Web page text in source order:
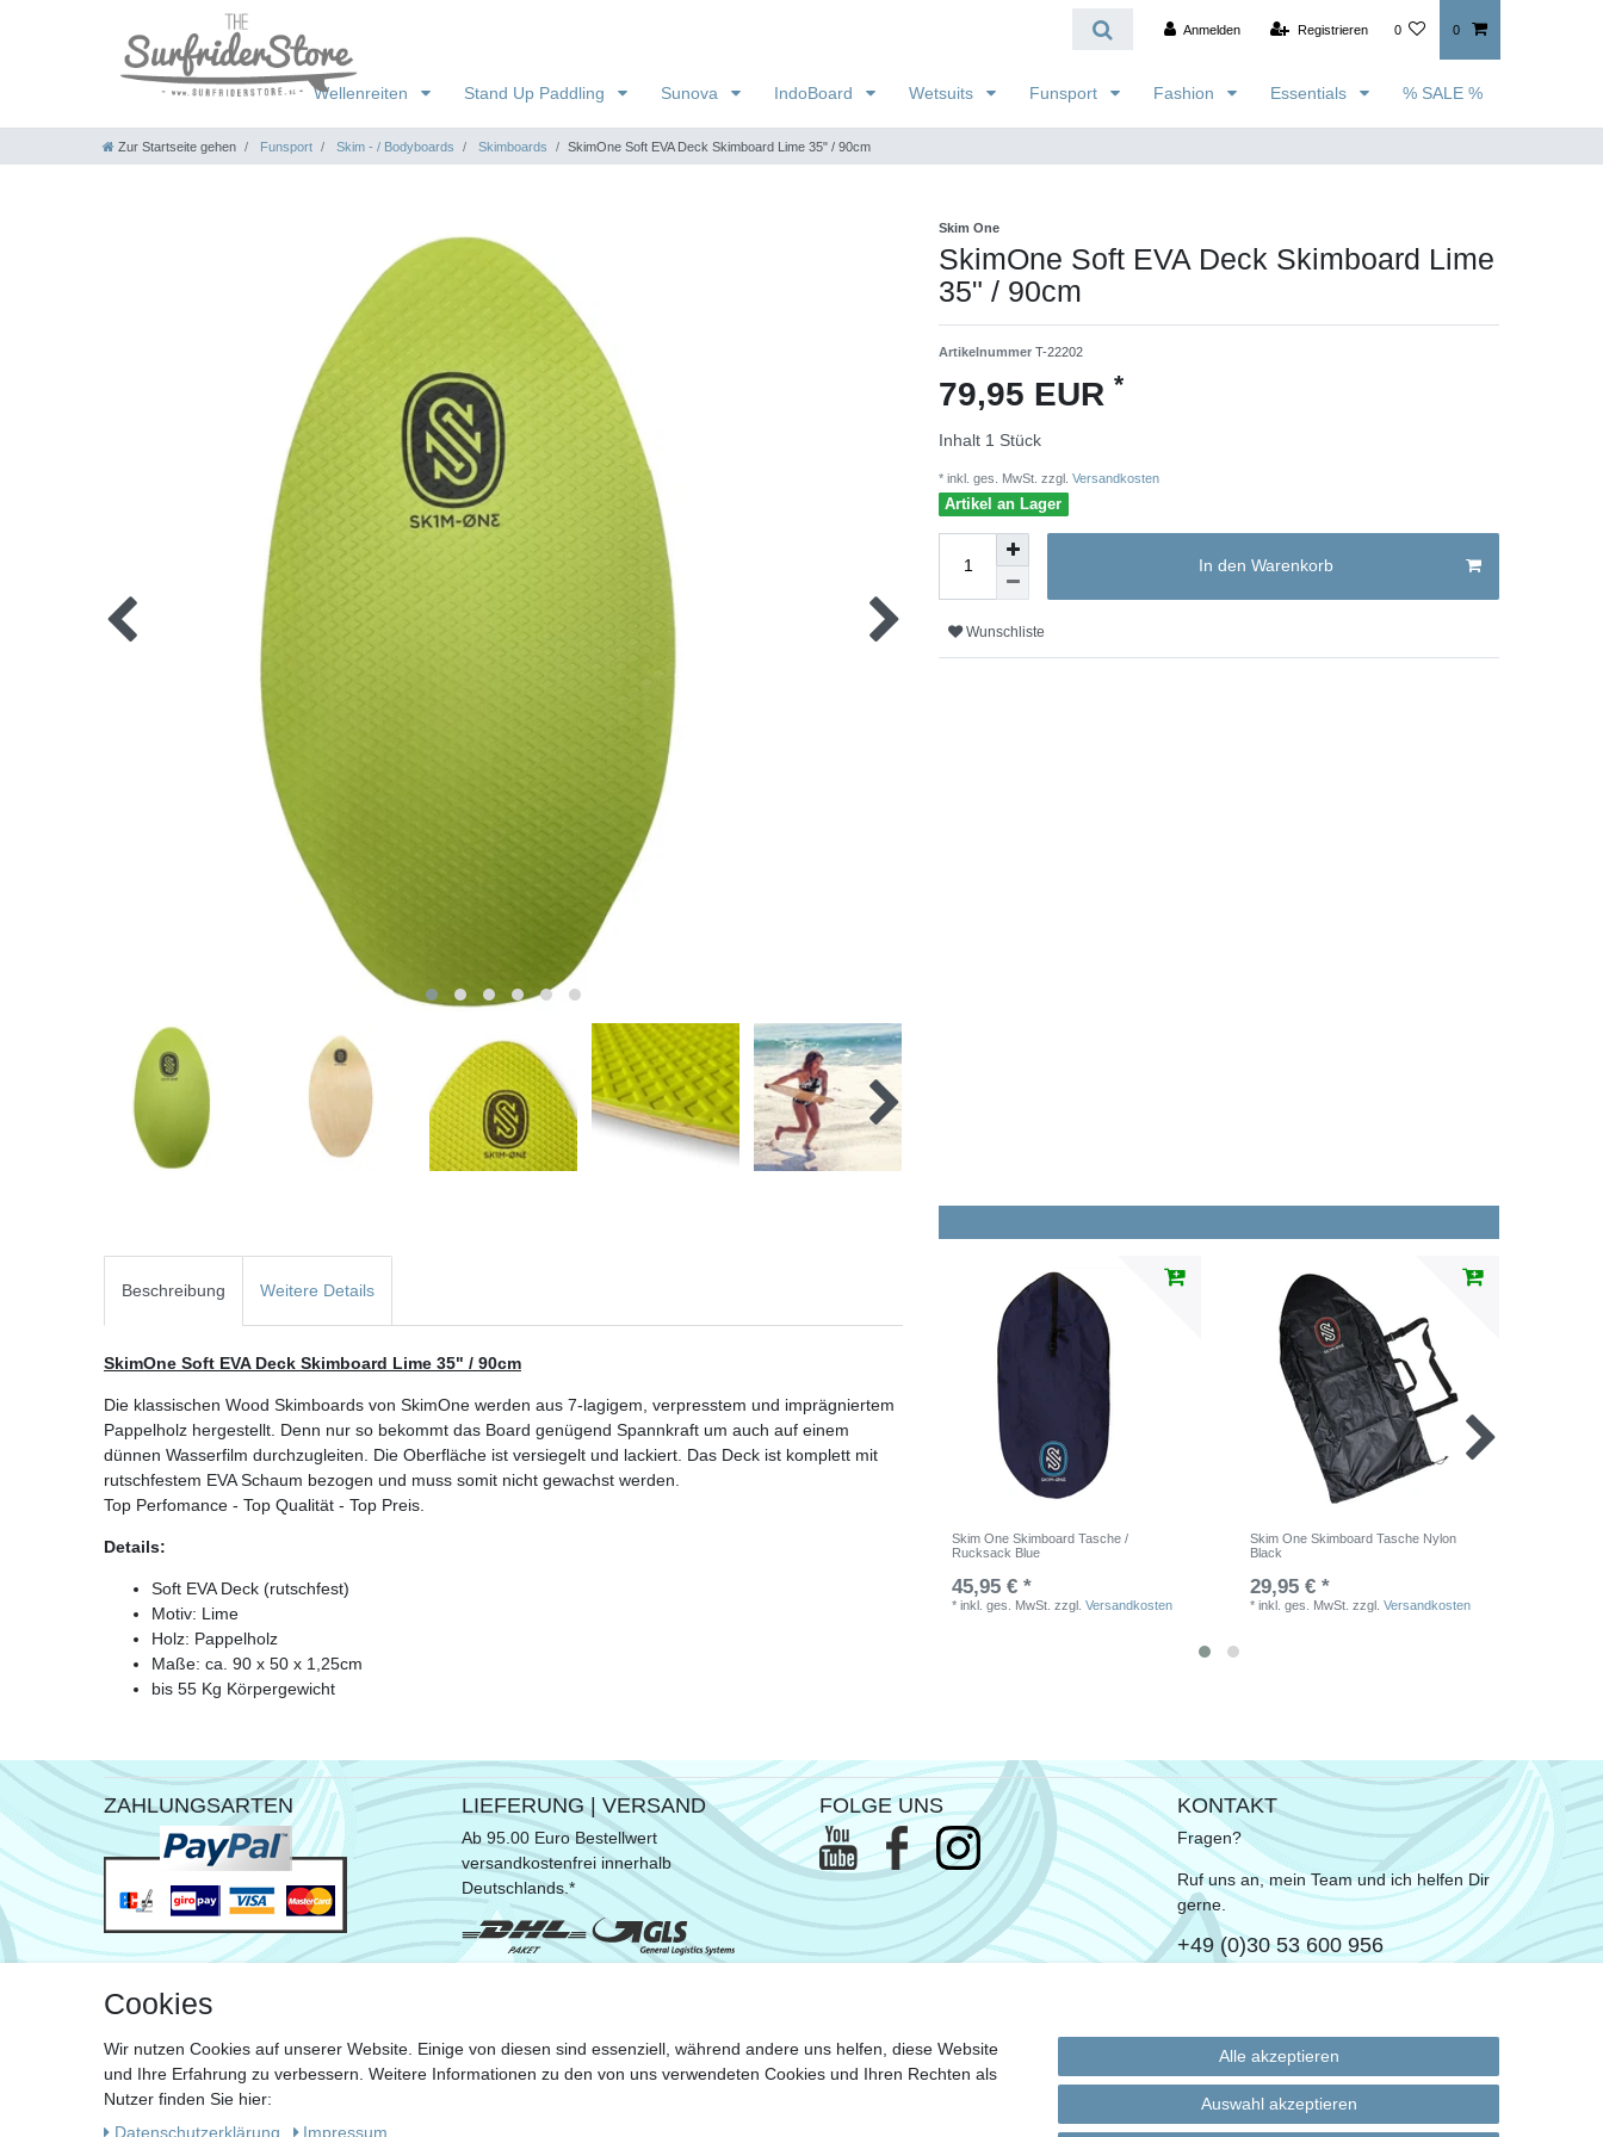
Anmelden Registrieren 0 0
Wellenreiten Stand Up Paddling Sunova IndoBoard Wetsuits Funsport Fashion Essentials % SALE %
Zur Startseite gehen Funsport Skim - / Bodyboards Skimboards SkimOne Soft EVA Deck Skimboard Lime 35" / 90cm
Skim One
SkimOne Soft EVA Deck Skimboard Lime
35" / 90cm
Artikelnummer T-22202
79,95 EUR *
Inhalt 1 Stück
* inkl. ges. MwSt. zzgl. Versandkosten
Artikel an Lager
In den Warenkorb
Wunschliste
Beschreibung Weitere Details
SkimOne Soft EVA Deck Skimboard Lime 35" / 90cm
Die klassischen Wood Skimboards von SkimOne werden aus 7-lagigem, verpresstem und imprägniertem
Pappelholz hergestellt. Denn nur so bekommt das Board genügend Spannkraft um auch auf einem
dünnen Wasserfilm durchzugleiten. Die Oberfläche ist versiegelt und lackiert. Das Deck ist komplett mit
rutschfestem EVA Schaum bezogen und muss somit nicht gewachst werden.
Top Perfomance - Top Qualität - Top Preis.
Details:
Soft EVA Deck (rutschfest)
Motiv: Lime
Holz: Pappelholz
Maße: ca. 90 x 50 x 1,25cm
bis 55 Kg Körpergewicht
Skim One Skimboard Tasche /
Rucksack Blue
45,95 € *
*inkl. ges. MwSt. zzgl.Versandkosten
Skim One Skimboard Tasche Nylon
Black
29,95 € *
*inkl. ges. MwSt. zzgl.Versandkosten
ZAHLUNGSARTEN LIEFERUNG | VERSAND
Ab 95.00 Euro Bestellwert
versandkostenfrei innerhalb
Deutschlands.*
Zu den Versandkosten
FOLGE UNS KONTAKT
Fragen?
Ruf uns an, mein Team und ich helfen Dir
gerne.
+49 (0)30 53 600 956
Schreib uns eine E-Mail
Cookies
Wir nutzen Cookies auf unserer Website. Einige von diesen sind essenziell, während andere uns helfen, diese Website
und Ihre Erfahrung zu verbessern. Weitere Informationen zu den von uns verwendeten Cookies und Ihren Rechten als
Nutzer finden Sie hier:
Daten­schutz­erklärung
Impressum
Alle akzeptieren
Auswahl akzeptieren